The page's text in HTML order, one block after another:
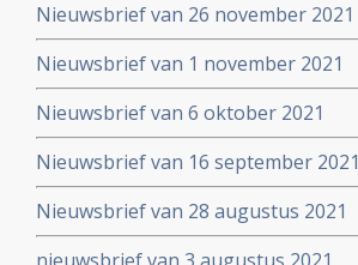
Nieuwsbrief van 26 november 2021
Nieuwsbrief van 1 november 2021
Nieuwsbrief van 6 oktober 2021
Nieuwsbrief van 16 september 2021
Nieuwsbrief van 28 augustus 2021